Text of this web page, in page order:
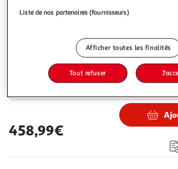
Vendu par 1001Jouets
Livraison dès 1/2 semaines
Plus d'options
458,99€
Liste de nos partenaires (fournisseurs)
Afficher toutes les finalités
Tout refuser